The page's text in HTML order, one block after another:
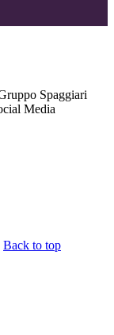
Spaggiari
Media
Back to top